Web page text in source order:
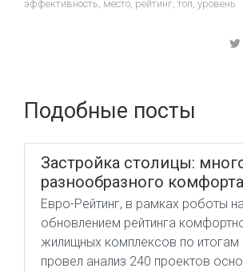
эффективность, место, рейтинг, топ, уровень
Подобные посты
Застройка столицы:
разнообразного комфорта
Евро-Рейтинг, в рамках роботы
обновлением рейтинга
жилищных комплексов по итогам
провел анализ 240 проектов